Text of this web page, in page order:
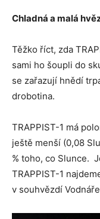
Chladná a malá
Těžko říct, zda
sami ho šoupli do
se zařazují hnědí
drobotina.
TRAPPIST-1 má
ještě menší (0,08
% toho, co Slunce.
TRAPPIST-1
v souhvězdí